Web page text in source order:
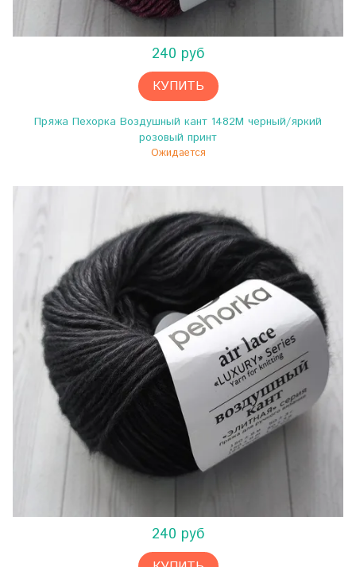
240 руб
КУПИТЬ
Пряжа Пехорка Воздушный кант 1482М черный/яркий
розовый принт
Ожидается
240 руб